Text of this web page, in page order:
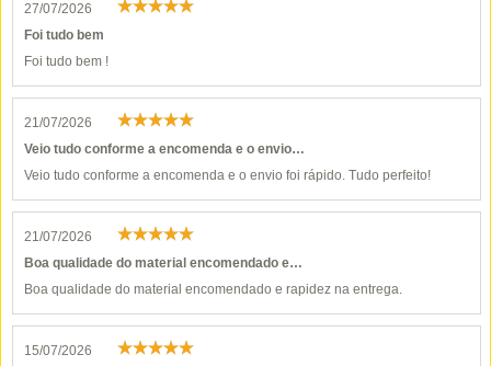
27/07/2026
Foi tudo bem
Foi tudo bem !
21/07/2026
Veio tudo conforme a encomenda e o envio…
Veio tudo conforme a encomenda e o envio foi rápido. Tudo perfeito!
21/07/2026
Boa qualidade do material encomendado e…
Boa qualidade do material encomendado e rapidez na entrega.
15/07/2026